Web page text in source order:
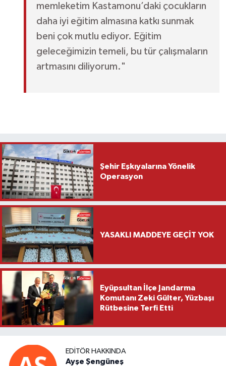
memleketim Kastamonu’daki çocukların
daha iyi eğitim almasına katkı sunmak
beni çok mutlu ediyor. Eğitim
geleceğimizin temeli, bu tür çalışmaların
artmasını diliyorum."
Şehir Eşkıyalarına Yönelik
Operasyon
YASAKLI MADDEYE GEÇİT YOK
Eyüpsultan İlçe Jandarma
Komutanı Zeki Gülter, Yüzbaşı
Rütbesine Terfi Etti
EDITÖR HAKKINDA
Ayşe Şengüneş